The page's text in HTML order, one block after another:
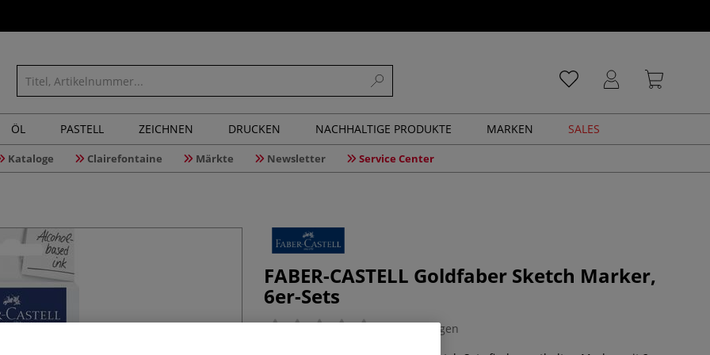
ÖL PASTELL ZEICHNEN DRUCKEN NACHHALTIGE PRODUKTE MARKEN SALES
Kataloge Clairefontaine Märkte Newsletter Service Center
FABER-CASTELL Goldfaber Sketch Marker,
6er-Sets
0 Bewertungen